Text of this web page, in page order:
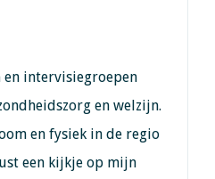
intervisiegroepen
en welzijn.
en fysiek in de regio
een kijkje op mijn